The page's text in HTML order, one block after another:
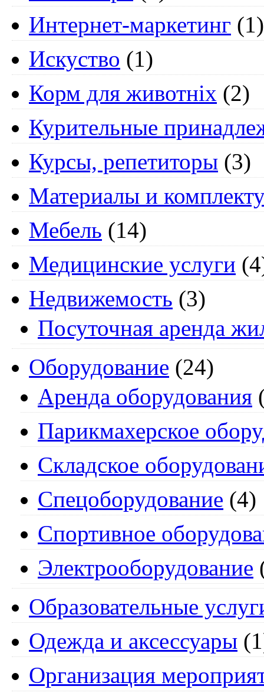
Интернет-маркетинг (1)
Искуство (1)
Корм для животніх (2)
Курительные
Курсы, репетиторы (3)
Материалы и
Мебель (14)
Медицинские услуги
Недвижемость (3)
Посуточная аренда
Оборудование (24)
Аренда оборудования
Парикмахерское
Складское
Спецоборудование (4)
Спортивное
Электрооборудование
Образовательные
Одежда и аксессуары
Организация